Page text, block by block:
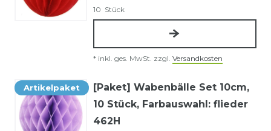
10 Stück
* inkl. ges. MwSt. zzgl. Versandkosten
Artikelpaket
[Paket] Wabenbälle Set 10cm,
10 Stück, Farbauswahl: flieder
462H